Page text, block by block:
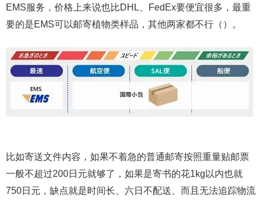
EMS服务，价格上来说也比DHL、FedEx要便宜很多，最重
要的是EMS可以邮寄植物类样品，其他两家都不行（）。
比如寄送文件内容，如果不着急的普通邮寄按照重量贴邮票
一般不超过200日元就够了，如果是寄书的花1kg以内也就
750日元，缺点就是时间长、六日不配送、而且无法追踪物流